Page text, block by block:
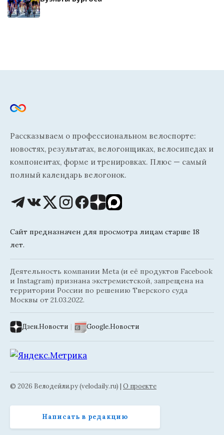
Рассказываем о профессиональном велоспорте:
новостях, результатах, велогонщиках, велосипедах и
компонентах, форме и тренировках. Плюс — самый
полный календарь велогонок.
Сайт предназначен для просмотра лицам старше 18
лет.
Деятельность компании Meta (и её продуктов Facebook
и Instagram) признана экстремистской, запрещена на
территории России по решению Тверского суда
Москвы от 21.03.2022.
Дзен.Новости | Google.Новости
© 2026 Велодейли.ру (velodaily.ru) | О проекте
Написать в редакцию